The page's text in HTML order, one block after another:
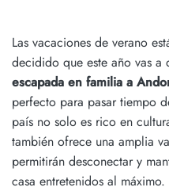
Las vacaciones de verano
decidido que este año vas a
escapada en familia a
perfecto para pasar tiempo
país no solo es rico en
también ofrece una amplia
permitirán desconectar y
casa entretenidos al máximo.